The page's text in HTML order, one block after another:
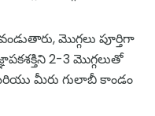
మొగ్గలు పూర్తిగా
2-3 మొగ్గలుతో
మీరు గులాబీ కాండం